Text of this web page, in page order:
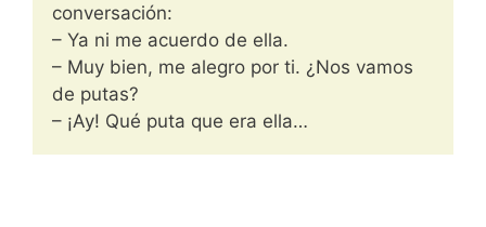
conversación:
– Ya ni me acuerdo de ella.
– Muy bien, me alegro por ti. ¿Nos vamos
de putas?
– ¡Ay! Qué puta que era ella…